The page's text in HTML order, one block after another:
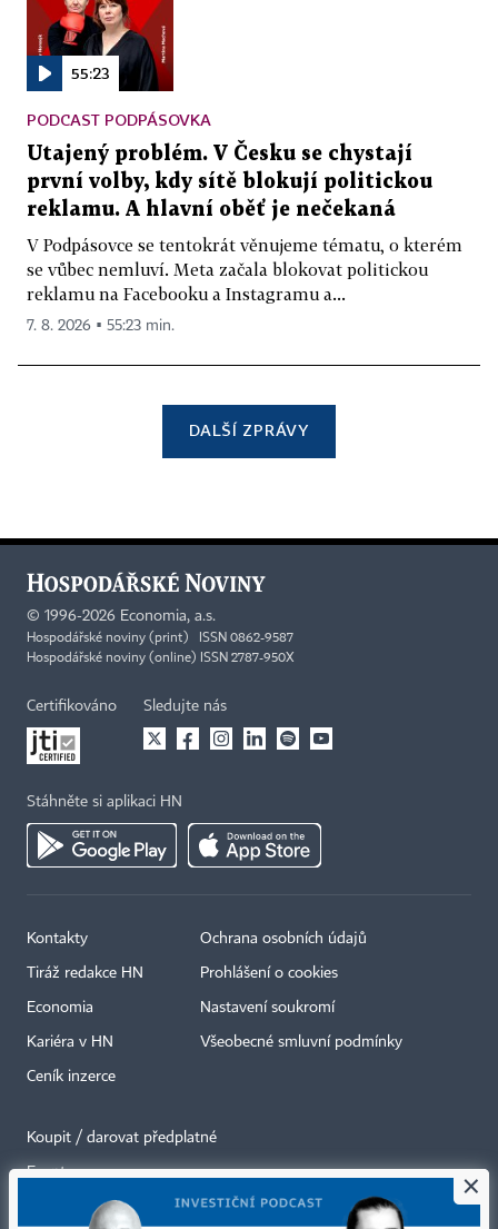
55:23
PODCAST PODPÁSOVKA
Utajený problém. V Česku se chystají
první volby, kdy sítě blokují politickou
reklamu. A hlavní oběť je nečekaná
V Podpásovce se tentokrát věnujeme tématu, o kterém
se vůbec nemluví. Meta začala blokovat politickou
reklamu na Facebooku a Instagramu a...
7. 8. 2026 ▪ 55:23 min.
DALŠÍ ZPRÁVY
© 1996-2026 Economia, a.s.
Hospodářské noviny (print) ISSN 0862-9587
Hospodářské noviny (online) ISSN 2787-950X
Certifikováno Sledujte nás
Stáhněte si aplikaci HN
Kontakty
Tiráž redakce HN
Economia
Kariéra v HN
Ceník inzerce
Ochrana osobních údajů
Prohlášení o cookies
Nastavení soukromí
Všeobecné smluvní podmínky
Koupit / darovat předplatné
Eventy
Newslettery
×